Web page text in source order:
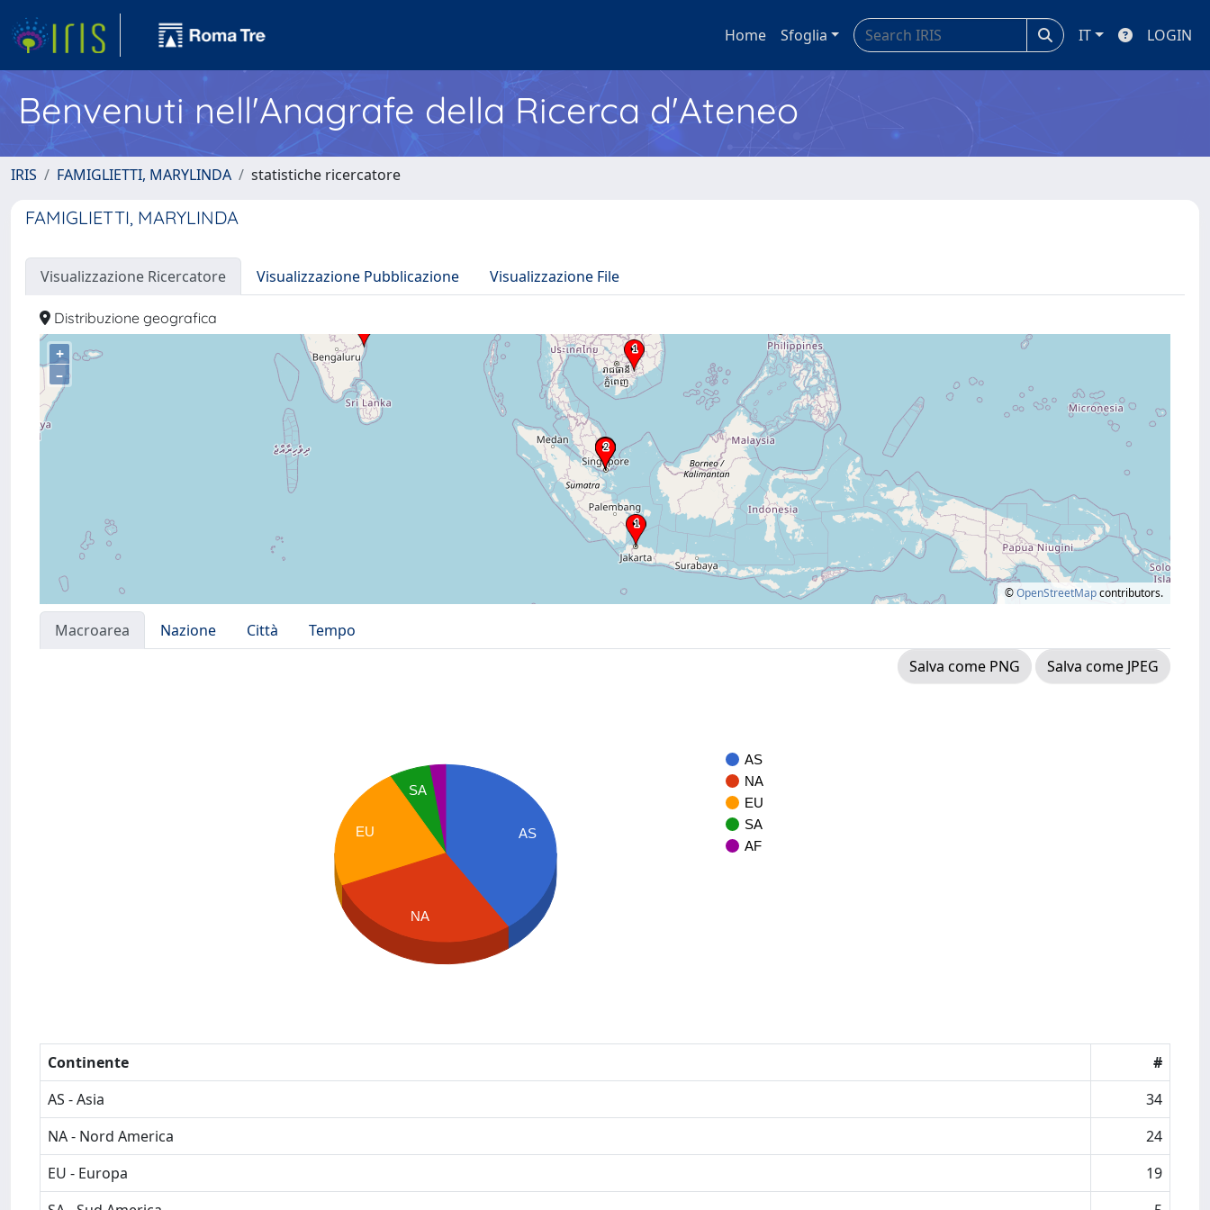
Home Sfoglia IT LOGIN
Benvenuti nell'Anagrafe della Ricerca d'Ateneo
IRIS FAMIGLIETTI, MARYLINDA statistiche ricercatore
FAMIGLIETTI, MARYLINDA
Visualizzazione Ricercatore Visualizzazione Pubblicazione Visualizzazione File
Distribuzione geografica
+
–
©OpenStreetMapcontributors.
Macroarea Nazione Città
Tempo
Salva come PNG
Salva come JPEG
AS
NA
EU
SA
AF
AS
SA
EU
NA
Continente
#
AS - Asia
34
NA - Nord America
24
EU - Europa
19